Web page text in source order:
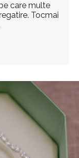
care multe
Tocmai